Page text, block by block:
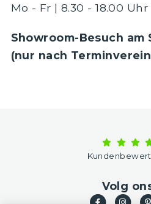
Mo - Fr | 8.30 - 18.00 Uhr
Showroom-Besuch am
(nur nach
Volg